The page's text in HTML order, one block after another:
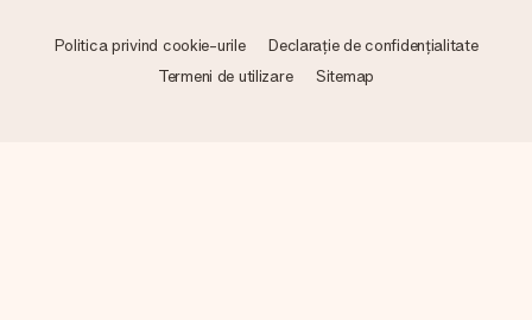
Politica privind cookie-urile
Declarație de confidențialitate
Termeni de utilizare
Sitemap